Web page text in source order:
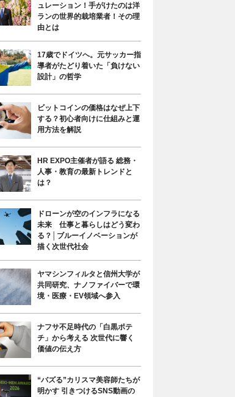
ュレーション！手がけたのは洋
ランの世界的栽培業者！その理
由とは
17歳でドイツへ。元サッカー指
導者がたどり着いた「負けない
設計」の哲学
ビットコインの価格はなぜ上下
する？初心者向けに仕組みと運
用方法を解説
HR EXPO主催者が語る 総務・
人事・教育の最新トレンドと
は？
ドローンが空のインフラになる
未来 仕事と暮らしはどう変わ
る？│ブルーイノベーションが
描く次世代社会
ヤマシンフィルタと信州大学が
共同研究、ナノファイバーで環
境・医療・EV領域へ参入
ナフサ不足時代の「白黒ポテ
チ」から考える 次世代に響く
価値の伝え方
“バズる”カリスマ美容師たちが
明かす 引きつけるSNS動画の